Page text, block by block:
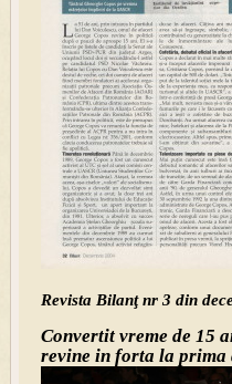
Revista Bilanţ nr 3 din
Convertit vreme de 15
revine in forta la prima